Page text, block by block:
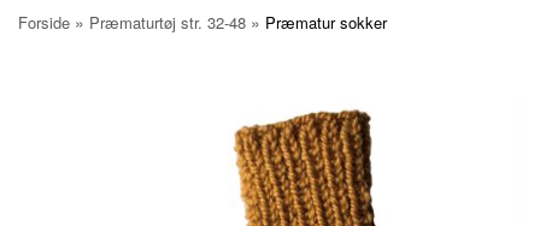
MÆRKER
INFO
NYHEDSBREV
Forside » Præmaturtøj str. 32-48 » Præmatur sokker